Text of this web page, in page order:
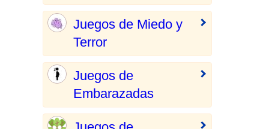
Juegos de Miedo y
Terror
Juegos de
Embarazadas